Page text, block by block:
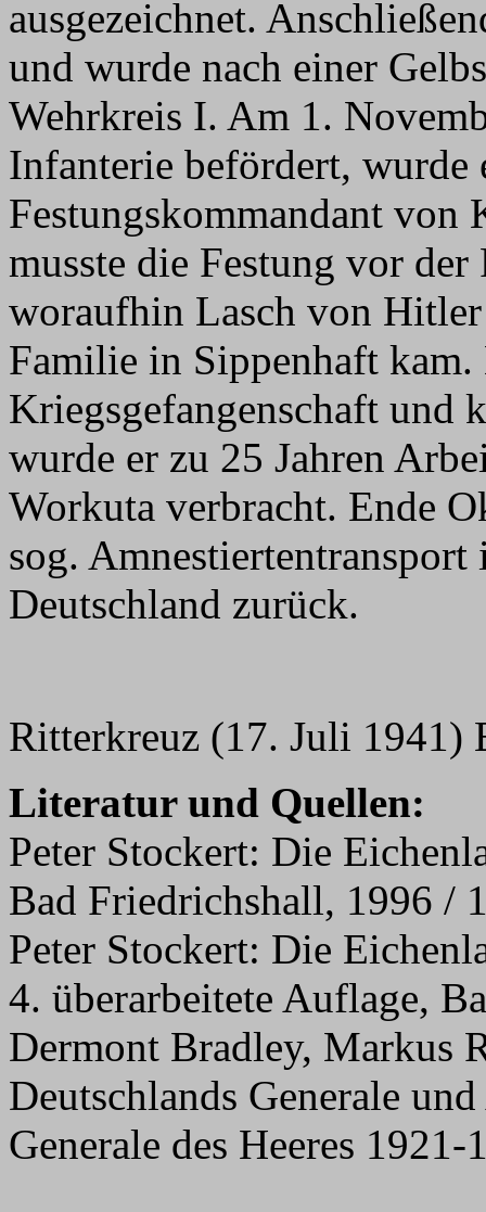
ausgezeichnet.
und wurde nach einer
Wehrkreis I. Am 1.
Infanterie befördert, wurde
Festungskommandant
musste die Festung vor
woraufhin Lasch von
Familie in Sippenhaft
Kriegsgefangenschaft und
wurde er zu 25 Jahren
Workuta verbracht. Ende
sog.
Deutschland zurück.
Ritterkreuz (17. Juli 1941)
Literatur und Quellen:
Peter Stockert: Die
Bad Friedrichshall, 1996 /
Peter Stockert: Die
4. überarbeitete Auflage,
Dermont Bradley, Markus
Deutschlands Generale
Generale des Heeres